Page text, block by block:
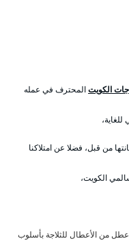
الكويتالمحترف في عمله
من قبل، فضلا عن امتلاكنا
الكويت،
من الأعطال للثلاجة بأسلوب